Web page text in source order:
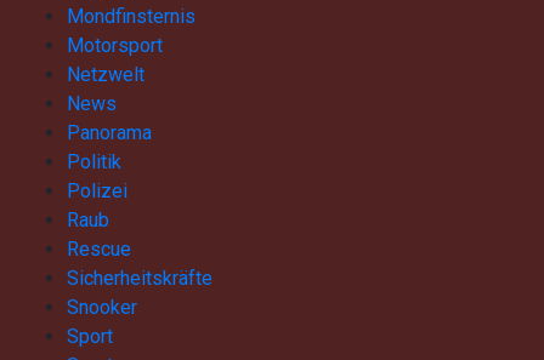
Mondfinsternis
Motorsport
Netzwelt
News
Panorama
Politik
Polizei
Raub
Rescue
Sicherheitskräfte
Snooker
Sport